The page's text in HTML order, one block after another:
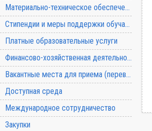
Материально-техническое обеспечение и оснащенность образовательного процесса
Стипендии и меры поддержки обучающихся
Платные образовательные услуги
Финансово-хозяйственная деятельность
Вакантные места для приема (перевода) обучающихся
Доступная среда
Международное сотрудничество
Закупки